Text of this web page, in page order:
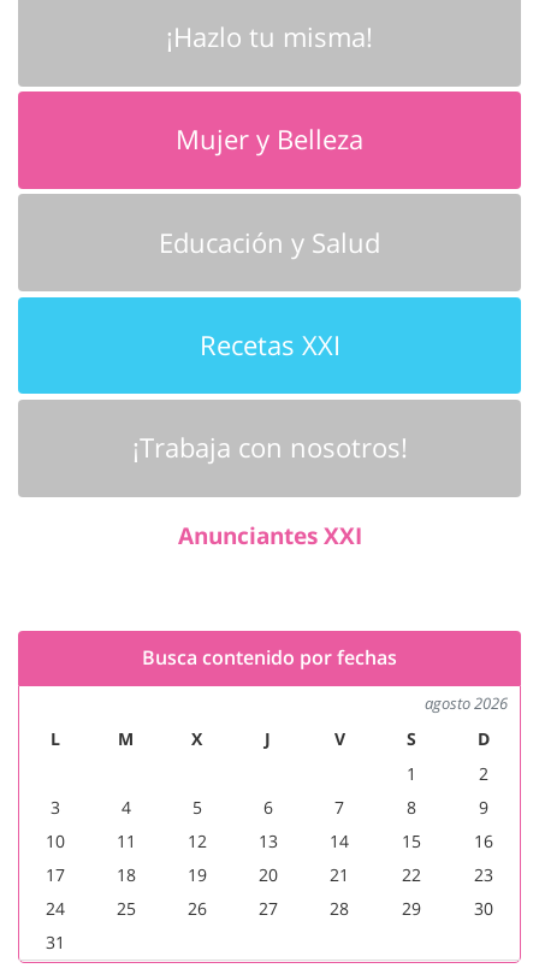
¡Hazlo tu misma!
Mujer y Belleza
Educación y Salud
Recetas XXI
¡Trabaja con nosotros!
Anunciantes XXI
Busca contenido por fechas
agosto 2026
L M X J V S
D
1
2
3
4 5 6 7 8
9
10
11 12 13 14 15
16
17
18 19 20 21 22
23
24
25 26 27 28 29
30
31